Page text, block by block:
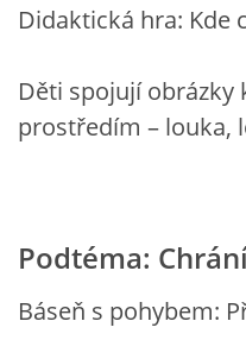
SVATÁ KATEŘINA
SVATÁ BARBORA 4.12.
VELIKONOCE
Didaktická hra: Kde
Děti spojují obrázky
prostředím – louka,
Podtéma:
Báseň s pohybem: